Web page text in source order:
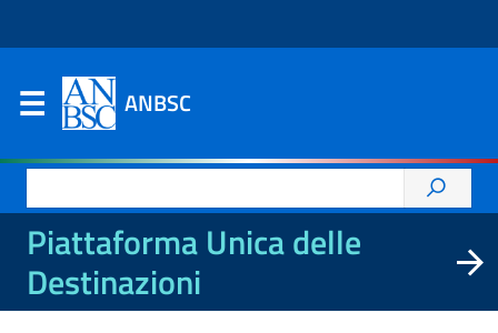
ANBSC
per:
Piattaforma Unica delle
Destinazioni